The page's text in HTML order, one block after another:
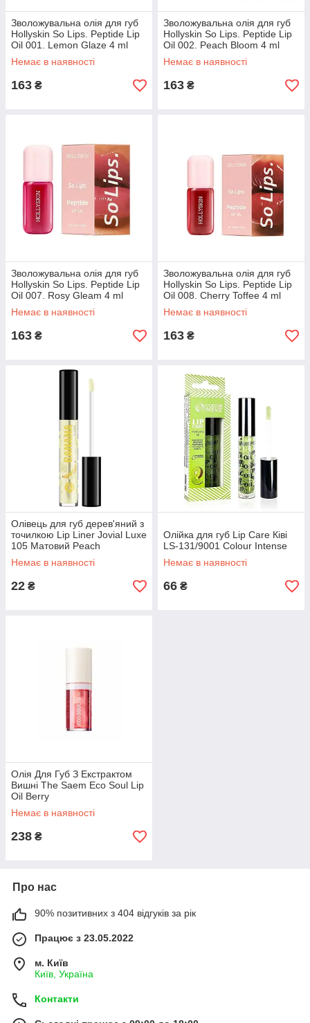
Зволожувальна олія для губ
Hollyskin So Lips. Peptide Lip
Oil 001. Lemon Glaze 4 ml
Немає в наявності
163 ₴
Зволожувальна олія для губ
Ноllyskin So Lips. Peptide Lip
Oil 002. Peach Bloom 4 ml
Немає в наявності
163 ₴
Зволожувальна олія для губ
Hollyskin So Lips. Peptide Lip
Oil 007. Rosy Gleam 4 ml
Немає в наявності
163 ₴
Зволожувальна олія для губ
Hollyskin So Lips. Peptide Lip
Oil 008. Cherry Toffee 4 ml
Немає в наявності
163 ₴
Олівець для губ дерев'яний з
точилкою Lip Liner Jovial Luxe
105 Матовий Peach
Персиковий
Немає в наявності
22 ₴
Олійка для губ Lip Care Ківі
LS-131/9001 Colour Intense
Немає в наявності
66 ₴
Олія Для Губ З Екстрактом
Вишні The Saem Eco Soul Lip
Oil Berry
Немає в наявності
238 ₴
Про нас
90% позитивних з 404 відгуків за рік
Працює з 23.05.2022
м. Київ
Київ, Україна
Контакти